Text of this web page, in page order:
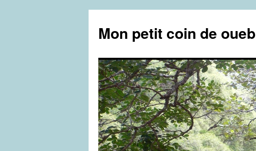
contenu
Mon petit coin de oueb